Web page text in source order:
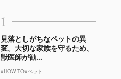
1
見落としがちなペットの異
変。大切な家族を守るため、
獣医師が勧...
#HOW TO#ペット